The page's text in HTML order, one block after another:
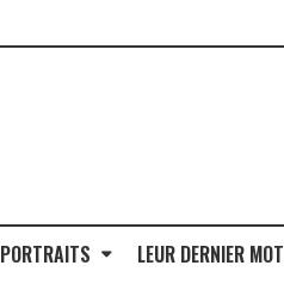
PORTRAITS LEUR DERNIER MOT